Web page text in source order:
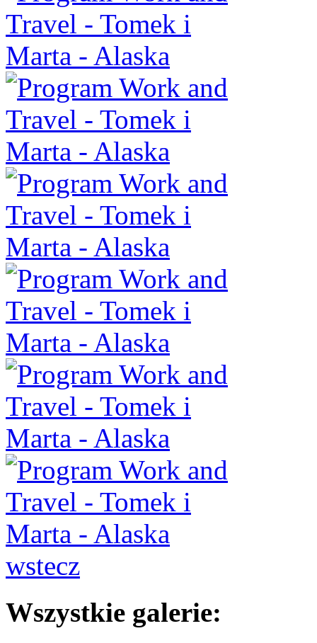
wstecz
Wszystkie galerie: